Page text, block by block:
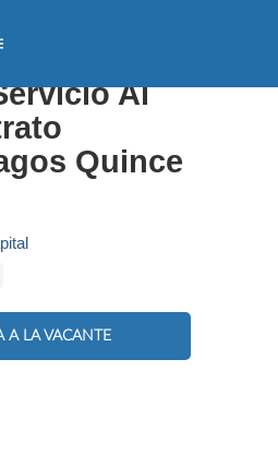
Linea
Al
Quince
A LA VACANTE